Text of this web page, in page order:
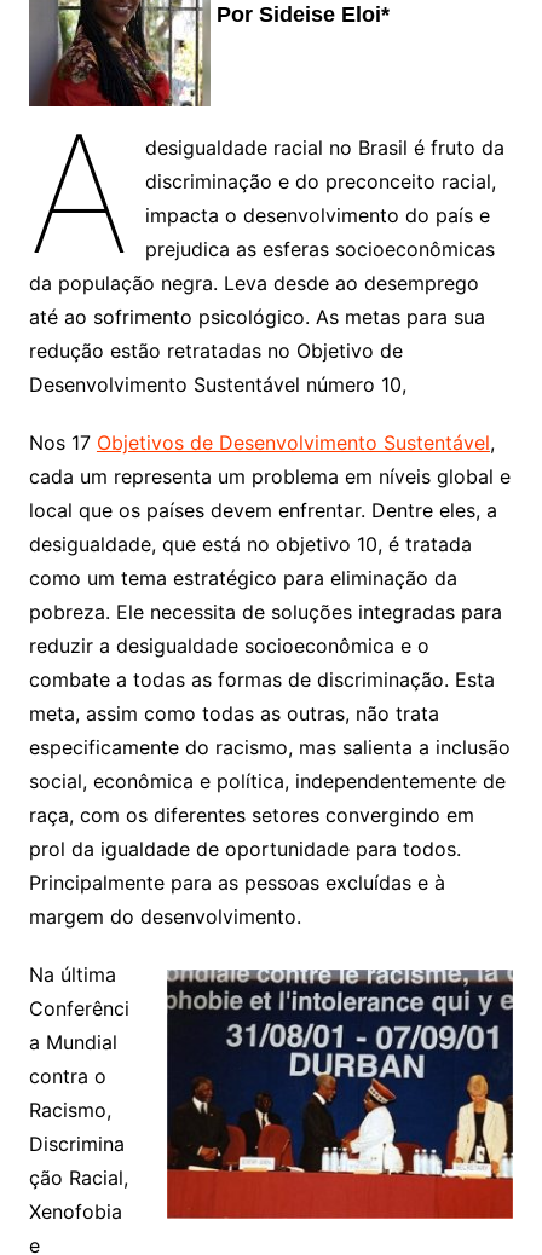
Por Sideise Eloi*
A
desigualdade racial no Brasil é fruto da
discriminação e do preconceito racial,
impacta o desenvolvimento do país e
prejudica as esferas socioeconômicas
da população negra. Leva desde ao desemprego
até ao sofrimento psicológico. As metas para sua
redução estão retratadas no Objetivo de
Desenvolvimento Sustentável número 10,
Nos 17 Objetivos de Desenvolvimento Sustentável,
cada um representa um problema em níveis global e
local que os países devem enfrentar. Dentre eles, a
desigualdade, que está no objetivo 10, é tratada
como um tema estratégico para eliminação da
pobreza. Ele necessita de soluções integradas para
reduzir a desigualdade socioeconômica e o
combate a todas as formas de discriminação. Esta
meta, assim como todas as outras, não trata
especificamente do racismo, mas salienta a inclusão
social, econômica e política, independentemente de
raça, com os diferentes setores convergindo em
prol da igualdade de oportunidade para todos.
Principalmente para as pessoas excluídas e à
margem do desenvolvimento.
Na última
Conferênci
a Mundial
contra o
Racismo,
Discrimina
ção Racial,
Xenofobia
e